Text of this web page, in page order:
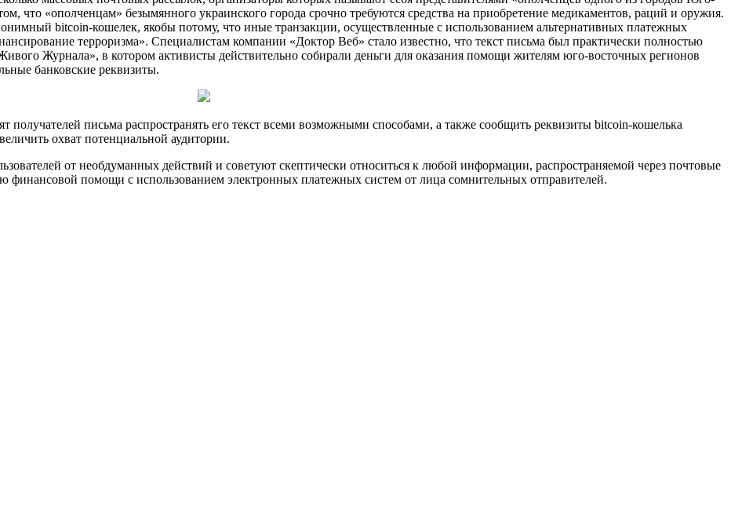
что «ополченцам» безымянного украинского города срочно требуются средства на приобретение медикаментов, раций и оружия.
bitcoin-кошелек, якобы потому, что иные транзакции, осуществленные с использованием альтернативных платежных
терроризма». Специалистам компании «Доктор Веб» стало известно, что текст письма был практически полностью
Журнала», в котором активисты действительно собирали деньги для оказания помощи жителям юго-восточных регионов
банковские реквизиты.
письма распространять его текст всеми возможными способами, а также сообщить реквизиты bitcoin-кошелька
охват потенциальной аудитории.
от необдуманных действий и советуют скептически относиться к любой информации, распространяемой через почтовые
финансовой помощи с использованием электронных платежных систем от лица сомнительных отправителей.